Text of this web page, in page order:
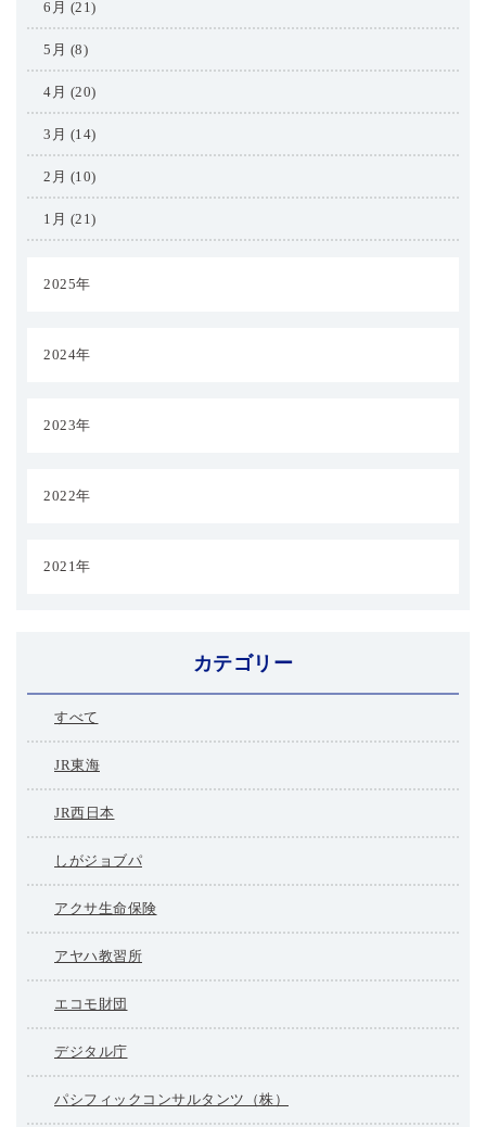
6月 (21)
5月 (8)
4月 (20)
3月 (14)
2月 (10)
1月 (21)
2025年
2024年
2023年
2022年
2021年
カテゴリー
すべて
JR東海
JR西日本
しがジョブパ
アクサ生命保険
アヤハ教習所
エコモ財団
デジタル庁
パシフィックコンサルタンツ（株）